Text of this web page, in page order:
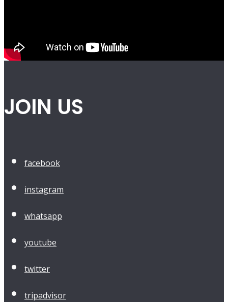
JOIN US
facebook
instagram
whatsapp
youtube
twitter
tripadvisor